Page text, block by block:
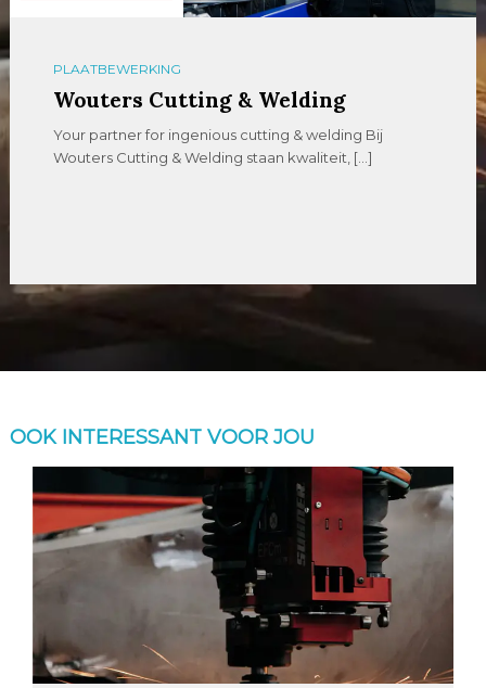
PLAATBEWERKING
Wouters Cutting & Welding
Your partner for ingenious cutting & welding Bij
Wouters Cutting & Welding staan kwaliteit, […]
OOK INTERESSANT VOOR JOU